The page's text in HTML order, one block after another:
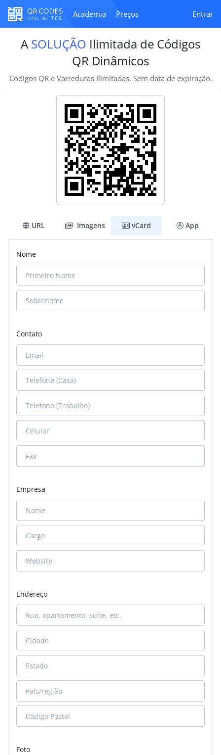
Academia Preços Entrar
A SOLUÇÃO Ilimitada de Códigos
QR Dinâmicos
Códigos QR e Varreduras Ilimitadas. Sem data de expiração.
URL Imagens vCard App
Nome
Contato
Empresa
Endereço
Foto